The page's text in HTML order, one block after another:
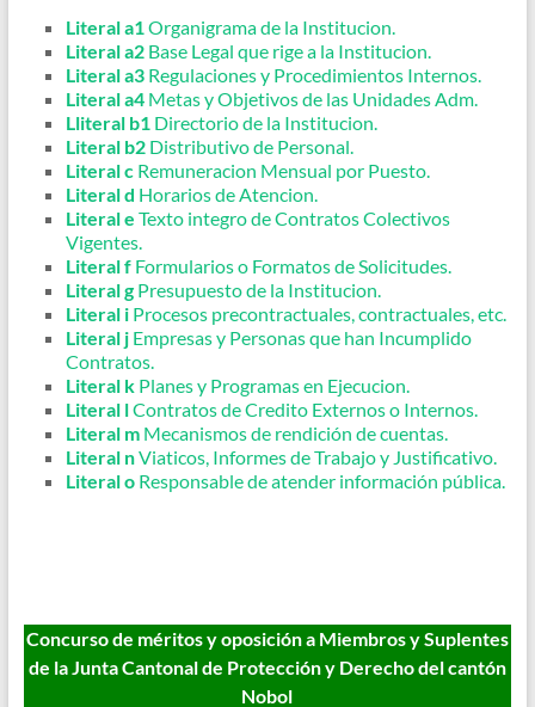
Literal a1Organigrama de la Institucion.
Literal a2 Base Legal que rige a la Institucion.
Literal a3 Regulaciones y Procedimientos Internos.
Literal a4 Metas y Objetivos de las Unidades Adm.
Lliteral b1 Directorio de la Institucion.
Literal b2 Distributivo de Personal.
Literal c Remuneracion Mensual por Puesto.
Literal d Horarios de Atencion.
Literal e Texto integro de Contratos Colectivos
Vigentes.
Literal f Formularios o Formatos de Solicitudes.
Literal g Presupuesto de la Institucion.
Literal i Procesos precontractuales, contractuales, etc.
Literal j Empresas y Personas que han Incumplido
Contratos.
Literal k Planes y Programas en Ejecucion.
Literal lContratos de Credito Externos o Internos.
Literal m Mecanismos de rendición de cuentas.
Literal nViaticos, Informes de Trabajo y Justificativo.
Literal o Responsable de atender información pública.
Concurso de méritos y oposición a Miembros y Suplentes
de la Junta Cantonal de Protección y Derecho del cantón
Nobol